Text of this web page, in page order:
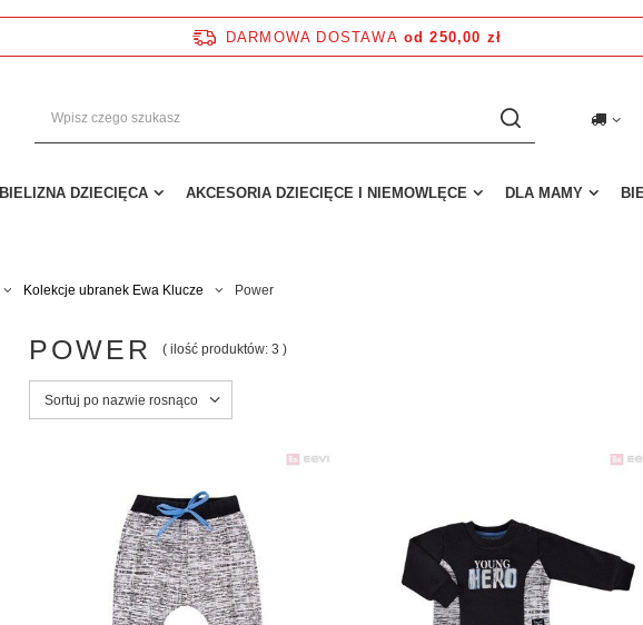
DARMOWA DOSTAWA od 250,00 zł
BIELIZNA DZIECIĘCA AKCESORIA DZIECIĘCE I NIEMOWLĘCE DLA MAMY
Kolekcje ubranek Ewa Klucze Power
POWER ( ilość produktów: 3 )
Sortuj po nazwie rosnąco